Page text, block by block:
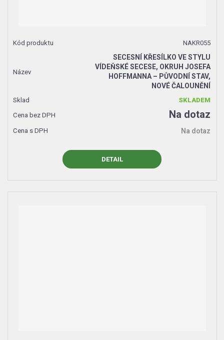
NAKR055
SECESNÍ KŘESÍLKO VE STYLU
VÍDEŇSKÉ SECESE, OKRUH JOSEFA
HOFFMANNA – PŮVODNÍ STAV,
NOVÉ ČALOUNĚNÍ
SKLADEM
Na dotaz
Na dotaz
DETAIL